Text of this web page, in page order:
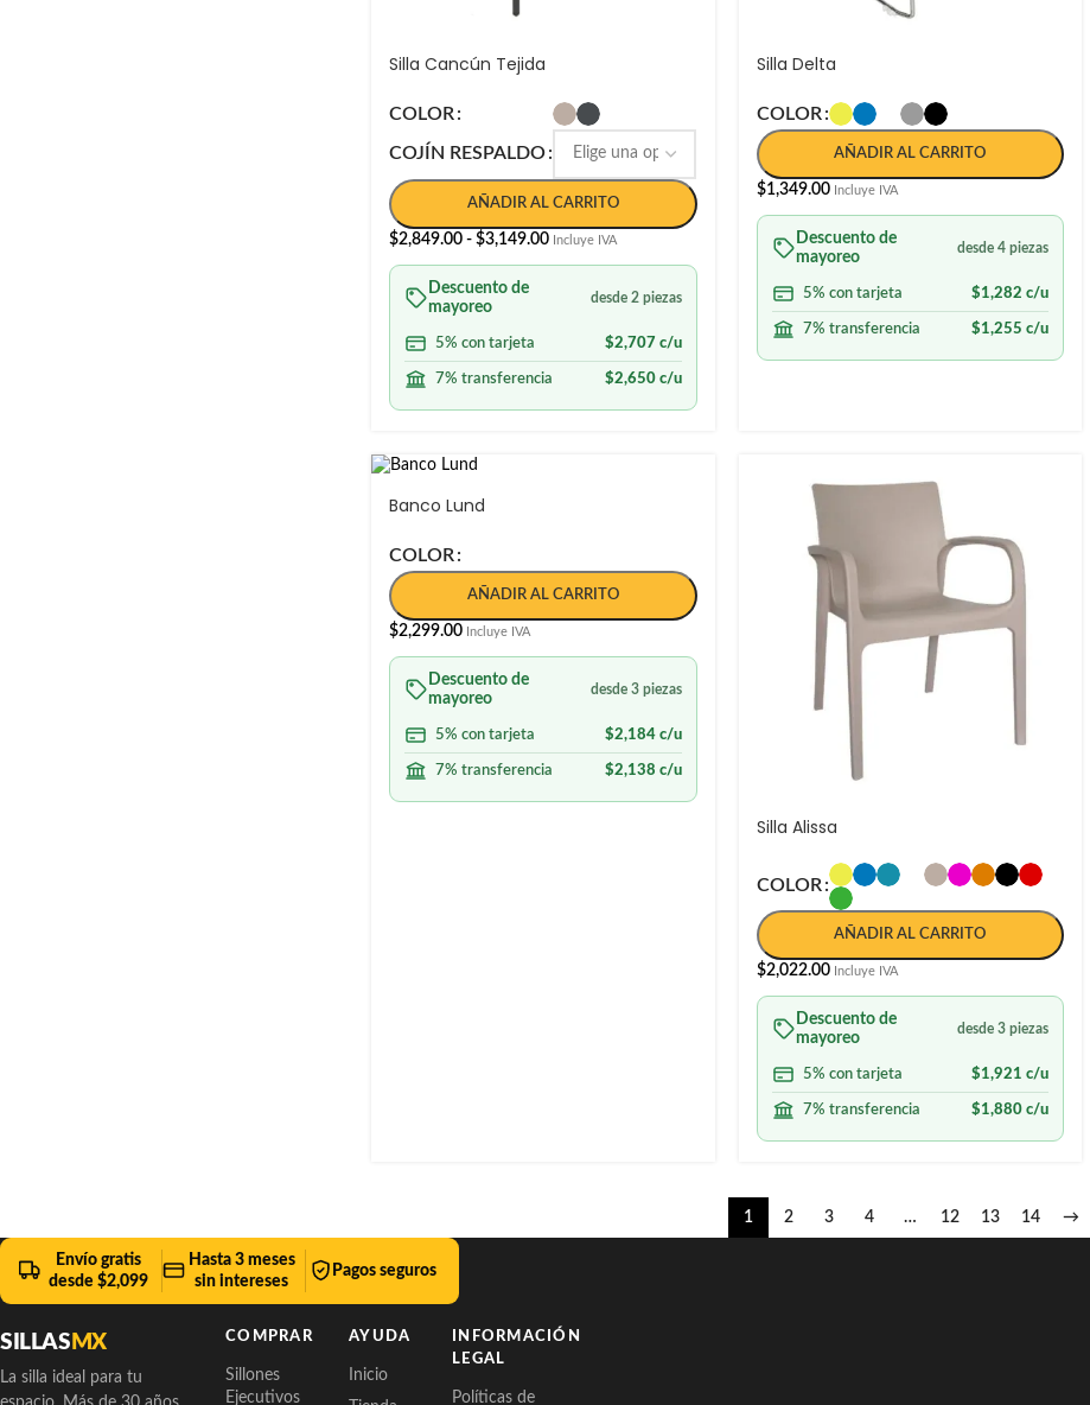
Silla Cancún Tejida
COLOR
COJÍN RESPALDO
AÑADIR AL CARRITO
$2,849.00 - $3,149.00 Incluye IVA
Descuento de
mayoreo
desde 2 piezas
5% con tarjeta $2,707 c/u
7% transferencia $2,650c/u
Silla Delta
COLOR
AÑADIR AL CARRITO
$1,349.00 Incluye IVA
Descuento de
mayoreo
desde 4 piezas
5% con tarjeta $1,282 c/u
7% transferencia $1,255 c/u
Banco Lund
COLOR
AÑADIR AL CARRITO
$2,299.00 Incluye IVA
Descuento de
mayoreo
desde 3 piezas
5% con tarjeta $2,184c/u
7% transferencia $2,138 c/u
Silla Alissa
COLOR
AÑADIR AL CARRITO
$2,022.00 Incluye IVA
Descuento de
mayoreo
desde 3 piezas
5% con tarjeta $1,921 c/u
7% transferencia $1,880 c/u
1 2 3 4 … 12 13 14 →
Envío gratis
desde $2,099
Hasta 3 meses
sin intereses
Pagos seguros
SILLAS MX
La silla ideal para tu
COMPRAR
Sillones
Ejecutivos
AYUDA
Inicio
INFORMACIÓN
LEGAL
Políticas de